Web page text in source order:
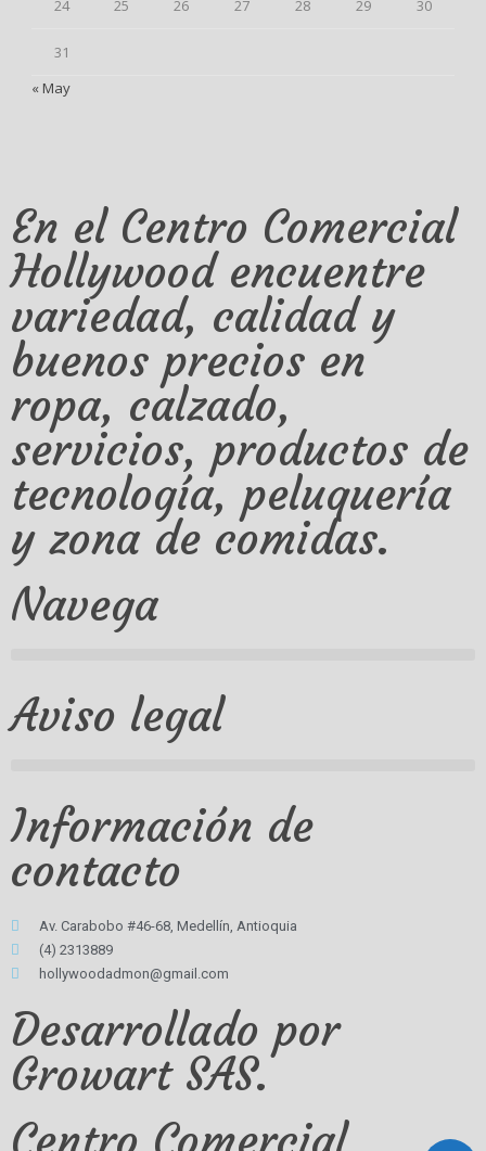
24 25 26 27 28 29 30
31
« May
En el Centro Comercial
Hollywood encuentre
variedad, calidad y
buenos precios en
ropa, calzado,
servicios, productos de
tecnología, peluquería
y zona de comidas.
Navega
Aviso legal
Información de
contacto
Av. Carabobo #46-68, Medellín, Antioquia
(4) 2313889
hollywoodadmon@gmail.com
Desarrollado por
Growart SAS.